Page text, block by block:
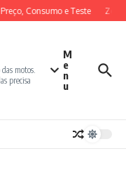
Consumo e Teste
motos.
precisa
M
e
n
u